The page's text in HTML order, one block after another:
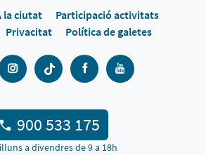
la ciutat
Participació activitats
Privacitat Política de galetes
900 533 175
a divendres de 9 a 18h